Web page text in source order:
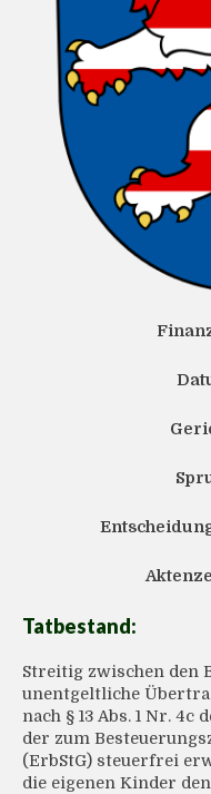
Tatbestand:
Streitig zwischen den
unentgeltliche
nach § 13 Abs. 1 Nr.
der zum
(ErbStG) steuerfrei
die eigenen Kinder